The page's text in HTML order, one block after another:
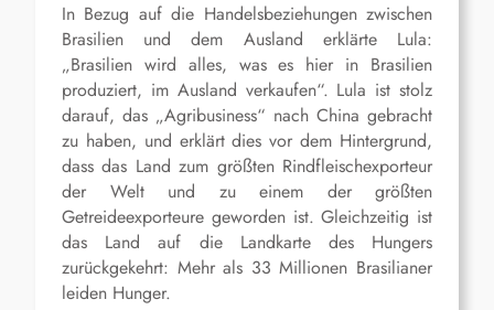
In Bezug auf die Handelsbeziehungen zwischen
Brasilien und dem Ausland erklärte Lula:
„Brasilien wird alles, was es hier in Brasilien
produziert, im Ausland verkaufen“. Lula ist stolz
darauf, das „Agribusiness“ nach China gebracht
zu haben, und erklärt dies vor dem Hintergrund,
dass das Land zum größten Rindfleischexporteur
der Welt und zu einem der größten
Getreideexporteure geworden ist. Gleichzeitig ist
das Land auf die Landkarte des Hungers
zurückgekehrt: Mehr als 33 Millionen Brasilianer
leiden Hunger.